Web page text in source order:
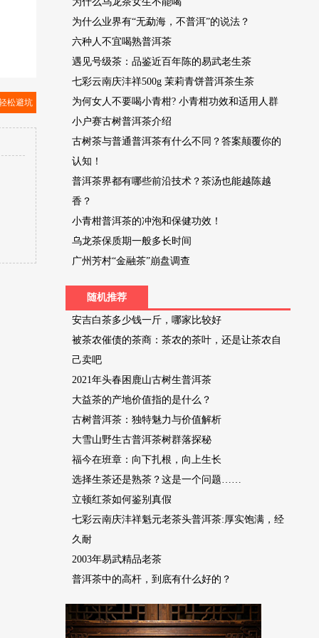
松避坑
为什么业界有“无勐海，不普洱”的说法？
六种人不宜喝熟普洱茶
遇见号级茶：品鉴近百年陈的易武老生茶
七彩云南庆沣祥500g 茉莉青饼普洱茶生茶
为何女人不要喝小青柑? 小青柑功效和适用人群
小户赛古树普洱茶介绍
古树茶与普通普洱茶有什么不同？答案颠覆你的
认知！
普洱茶界都有哪些前沿技术？茶汤也能越陈越
香？
小青柑普洱茶的冲泡和保健功效！
乌龙茶保质期一般多长时间
广州芳村“金融茶”崩盘调查
随机推荐
安吉白茶多少钱一斤，哪家比较好
被茶农催债的茶商：茶农的茶叶，还是让茶农自
己卖吧
2021年头春困鹿山古树生普洱茶
大益茶的产地价值指的是什么？
古树普洱茶：独特魅力与价值解析
大雪山野生古普洱茶树群落探秘
福今在班章：向下扎根，向上生长
选择生茶还是熟茶？这是一个问题……
立顿红茶如何鉴别真假
七彩云南庆沣祥魁元老茶头普洱茶:厚实饱满，经
久耐
2003年易武精品老茶
普洱茶中的高杆，到底有什么好的？